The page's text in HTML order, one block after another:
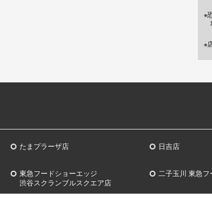
※
※
たまプラーザ店 日吉店
東急フードショーエッジ
渋谷スクランブルスクエア店
二子玉川 東急